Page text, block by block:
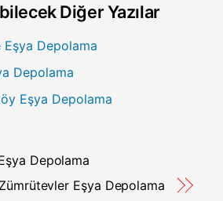
Diğer Yazılar
Eşya Depolama
Depolama
Eşya Depolama
Depolama
Zümrütevler Eşya Depolama